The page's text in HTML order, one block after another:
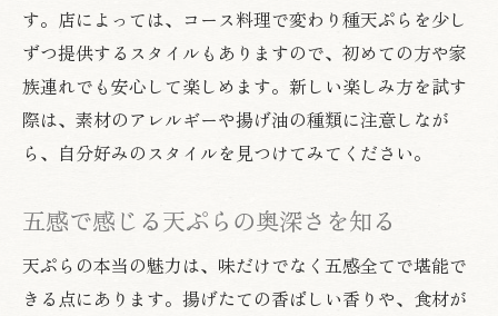
す。店によっては、コース料理で変わり種天ぷらを少し
ずつ提供するスタイルもありますので、初めての方や家
族連れでも安心して楽しめます。新しい楽しみ方を試す
際は、素材のアレルギーや揚げ油の種類に注意しなが
ら、自分好みのスタイルを見つけてみてください。
五感で感じる天ぷらの奥深さを知る
天ぷらの本当の魅力は、味だけでなく五感全てで堪能で
きる点にあります。揚げたての香ばしい香りや、食材が